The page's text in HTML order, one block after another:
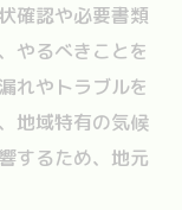
確認や必要書類
やるべきことを
れやトラブルを
地域特有の気候
するため、地元